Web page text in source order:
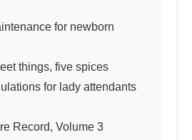
for newborn
five spices
for lady attendants
Record, Volume 3